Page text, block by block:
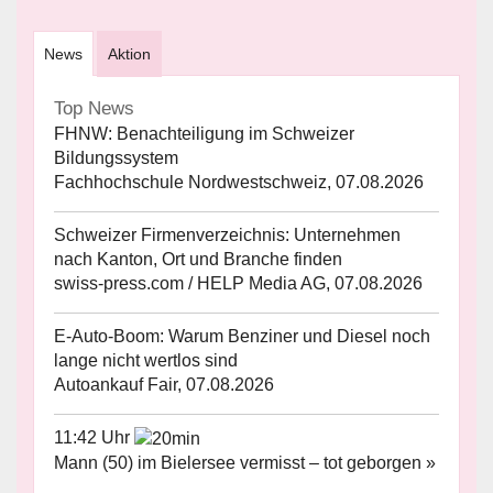
News Aktion
Top News
FHNW: Benachteiligung im Schweizer
Bildungssystem
Fachhochschule Nordwestschweiz, 07.08.2026
Schweizer Firmenverzeichnis: Unternehmen
nach Kanton, Ort und Branche finden
swiss-press.com / HELP Media AG, 07.08.2026
E-Auto-Boom: Warum Benziner und Diesel noch
lange nicht wertlos sind
Autoankauf Fair, 07.08.2026
11:42 Uhr
Mann (50) im Bielersee vermisst – tot geborgen »